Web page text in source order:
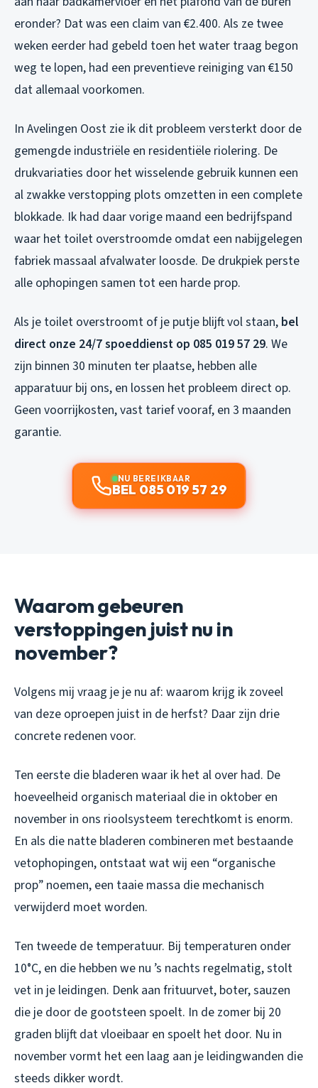
eronder? Dat was een claim van €2.400. Als ze twee
weken eerder had gebeld toen het water traag begon
weg te lopen, had een preventieve reiniging van €150
dat allemaal voorkomen.
In Avelingen Oost zie ik dit probleem versterkt door de
gemengde industriële en residentiële riolering. De
drukvariaties door het wisselende gebruik kunnen een
al zwakke verstopping plots omzetten in een complete
blokkade. Ik had daar vorige maand een bedrijfspand
waar het toilet overstroomde omdat een nabijgelegen
fabriek massaal afvalwater loosde. De drukpiek perste
alle ophopingen samen tot een harde prop.
Als je toilet overstroomt of je putje blijft vol staan, bel
direct onze 24/7 spoeddienst op 085 019 57 29. We
zijn binnen 30 minuten ter plaatse, hebben alle
apparatuur bij ons, en lossen het probleem direct op.
Geen voorrijkosten, vast tarief vooraf, en 3 maanden
garantie.
NU BEREIKBAAR
BEL 085 019 57 29
Waarom gebeuren
verstoppingen juist nu in
november?
Volgens mij vraag je je nu af: waarom krijg ik zoveel
van deze oproepen juist in de herfst? Daar zijn drie
concrete redenen voor.
Ten eerste die bladeren waar ik het al over had. De
hoeveelheid organisch materiaal die in oktober en
november in ons rioolsysteem terechtkomt is enorm.
En als die natte bladeren combineren met bestaande
vetophopingen, ontstaat wat wij een “organische
prop” noemen, een taaie massa die mechanisch
verwijderd moet worden.
Ten tweede de temperatuur. Bij temperaturen onder
10°C, en die hebben we nu ’s nachts regelmatig, stolt
vet in je leidingen. Denk aan frituurvet, boter, sauzen
die je door de gootsteen spoelt. In de zomer bij 20
graden blijft dat vloeibaar en spoelt het door. Nu in
november vormt het een laag aan je leidingwanden die
steeds dikker wordt.